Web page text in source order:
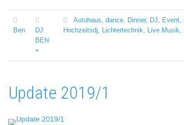
Ben
DJ
BEN
+
Autohaus, dance, Dinner, DJ, Event,
Hochzeitsdj, Lichtertechnik, Live Musik,
Update 2019/1